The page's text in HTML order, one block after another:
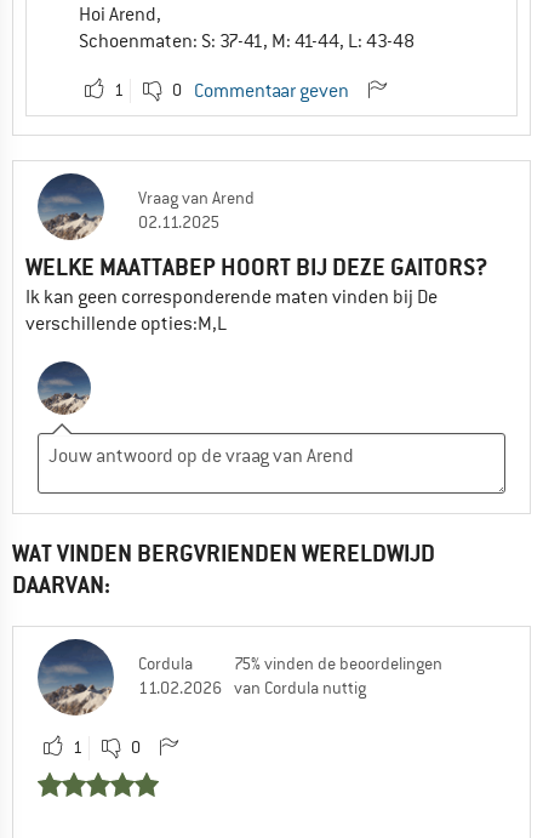
Hoi Arend,
Schoenmaten: S: 37-41, M: 41-44, L: 43-48
1 0 Commentaar geven
Vraagvan Arend
02.11.2025
WELKE MAATTABEP HOORT BIJ DEZE GAITORS?
Ik kan geen corresponderende maten vinden bij De
verschillende opties:M,L
WAT VINDEN BERGVRIENDEN WERELDWIJD
DAARVAN:
Cordula
11.02.2026
75% vinden de beoordelingen
van Cordula nuttig
1 0